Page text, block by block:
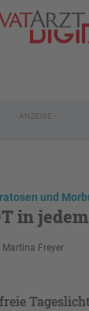
- ANZEIGE -
und
in
Martina Freyer